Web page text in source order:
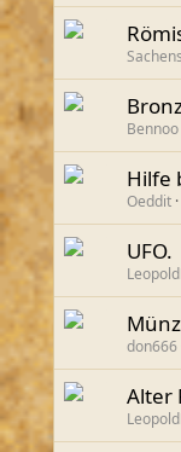
Bennoo
Hilfe
Oeddit
UFO.
don666
Alter